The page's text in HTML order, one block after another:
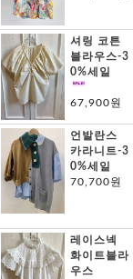
셔링 코튼
블라우스-3
0%세일
67,900원
언발란스
카라니트-3
0%세일
70,700원
레이스넥
화이트블라
우스